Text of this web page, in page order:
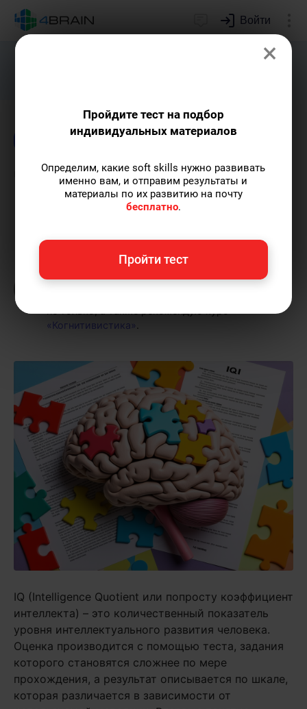
Войти
Подарим индивидуальный план
Логика и интеллект
Что нужно знать о тестах на
Евгений Буянов— автор-популяризатор
экспертных знаний, сооснователь проекта,
преподаватель МГУ имени М.В. Ломоносова.
«Когнитивистика»
IQ (Intelligence Quotient или попросту коэффициент
интеллекта) – это количественный показатель
уровня интеллектуального развития человека.
Оценка производится с помощью теста, задания
которого становятся сложнее по мере
прохождения, а результат описывается по шкале,
которая различается в зависимости от
×
Пройдите тест на подбор
индивидуальных материалов
Определим, какие soft skills нужно развивать
именно вам, и отправим результаты и
материалы по их развитию на почту
бесплатно.
Пройти тест